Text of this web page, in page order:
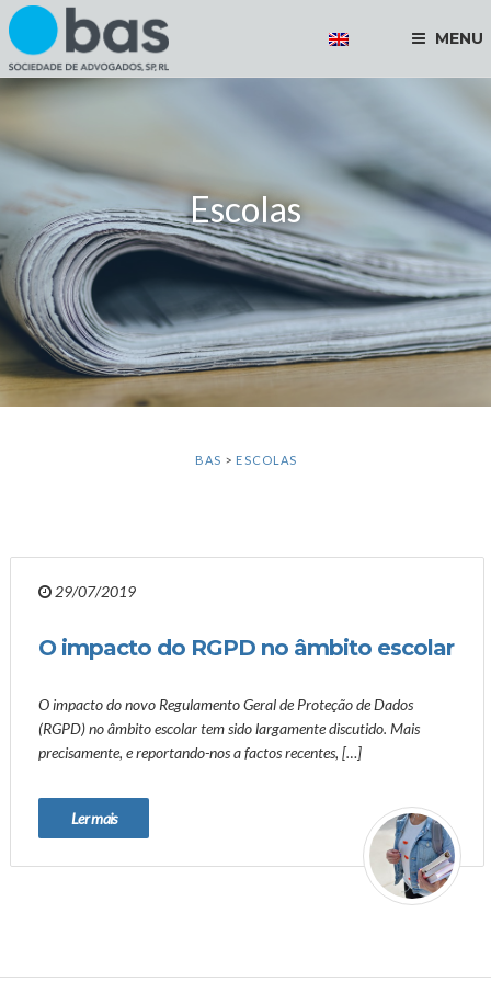
MENU
Escolas
BAS > ESCOLAS
29/07/2019
O impacto do RGPD no âmbito escolar
O impacto do novo Regulamento Geral de Proteção de Dados
(RGPD) no âmbito escolar tem sido largamente discutido. Mais
precisamente, e reportando-nos a factos recentes, […]
Ler mais